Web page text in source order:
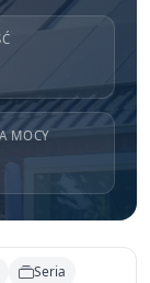
MOCY
Seria